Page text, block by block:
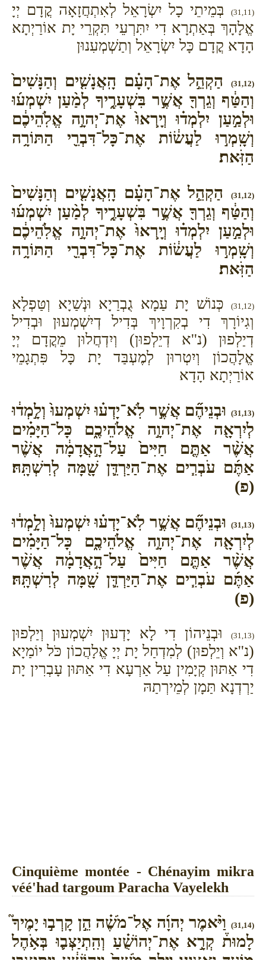
(31,11)
בְּמֵיתֵי כָל יִשְׂרָאֵל לְאִתְחֲזָאָה קֳדָם יְיָ
אֱלָהָךְ בְּאַתְרָא דִי יִתִּרְעֵי תִּקְרֵי יָת אוֹרַיְתָא
הָדָא קֳדָם כָּל יִשְׂרָאֵל וְתַשְׁמְעִנוּן
(31,12)
הַקְהֵ֣ל אֶת־הָעָ֗ם הָֽאֲנָשִׁ֤ים וְהַנָּשִׁים֙
וְהַטַּ֔ף וְגֵרְךָ֖ אֲשֶׁ֣ר בִּשְׁעָרֶ֑יךָ לְמַ֨עַן יִשְׁמְע֜וּ
וּלְמַ֣עַן יִלְמְד֗וּ וְיָֽרְאוּ֙ אֶת־יְהוָ֣ה אֱלֹֽהֵיכֶ֔ם
וְשָֽׁמְר֣וּ לַעֲשׂ֔וֹת אֶת־כָּל־דִּבְרֵ֖י הַתּוֹרָ֥ה
הַזֹּֽאת׃
(31,12)
הַקְהֵ֣ל אֶת־הָעָ֗ם הָֽאֲנָשִׁ֤ים וְהַנָּשִׁים֙
וְהַטַּ֔ף וְגֵרְךָ֖ אֲשֶׁ֣ר בִּשְׁעָרֶ֑יךָ לְמַ֨עַן יִשְׁמְע֜וּ
וּלְמַ֣עַן יִלְמְד֗וּ וְיָֽרְאוּ֙ אֶת־יְהוָ֣ה אֱלֹֽהֵיכֶ֔ם
וְשָֽׁמְר֣וּ לַעֲשׂ֔וֹת אֶת־כָּל־דִּבְרֵ֖י הַתּוֹרָ֥ה
הַזֹּֽאת׃
(31,12)
כְּנוֹשׁ יָת עַמָא גֻבְרַיָא וּנְשַׁיָא וְטַּפְלָא
וְגִיוֹרָךְ דִי בְקִרְוָיךְ בְּדִיל דְיִשְׁמְעוּן וּבְדִיל
דְיַלְפוּן (נ''א דְיֵלְפוּן) וְיִדְחֲלוּן מֵקֳדָם יְיָ
אֱלָהֲכוֹן וְיִטְרוּן לְמֶעְבַּד יָת כָּל פִּתְגָמֵי
אוֹרַיְתָא הָדָא
(31,13)
וּבְנֵיהֶ֞ם אֲשֶׁ֣ר לֹֽא־יָדְע֗וּ יִשְׁמְעוּ֙ וְלָ֣מְד֔וּ
לְיִרְאָ֖ה אֶת־יְהוָ֣ה אֱלֹהֵיכֶ֑ם כָּל־הַיָּמִ֗ים
אֲשֶׁ֨ר אַתֶּ֤ם חַיִּים֙ עַל־הָ֣אֲדָמָ֔ה אֲשֶׁ֨ר
אַתֶּ֜ם עֹבְרִ֧ים אֶת־הַיַּרְדֵּ֛ן שָׁ֖מָּה לְרִשְׁתָּֽהּ׃
(פ)
(31,13)
וּבְנֵיהֶ֞ם אֲשֶׁ֣ר לֹֽא־יָדְע֗וּ יִשְׁמְעוּ֙ וְלָ֣מְד֔וּ
לְיִרְאָ֖ה אֶת־יְהוָ֣ה אֱלֹהֵיכֶ֑ם כָּל־הַיָּמִ֗ים
אֲשֶׁ֨ר אַתֶּ֤ם חַיִּים֙ עַל־הָ֣אֲדָמָ֔ה אֲשֶׁ֨ר
אַתֶּ֜ם עֹבְרִ֧ים אֶת־הַיַּרְדֵּ֛ן שָׁ֖מָּה לְרִשְׁתָּֽהּ׃
(פ)
(31,13)
וּבְנֵיהוֹן דִי לָא יָדְעוּן יִשְׁמְעוּן וְיַלְפוּן
(נ''א וְיֵלְפוּן) לְמִדְחַל יָת יְיָ אֱלָהֲכוֹן כֹּל יוֹמַיָא
דִי אַתּוּן קְיָמִין עַל אַרְעָא דִי אַתּוּן עָבְרִין יָת
יַרְדְנָא תַּמָן לְמֵירְתַהּ
Cinquième montée - Chénayim mikra
véé'had targoum Paracha Vayelekh
(31,14)
וַיֹּ֨אמֶר יְהוָ֜ה אֶל־מֹשֶׁ֗ה הֵ֣ן קָרְב֣וּ יָמֶיךָ֮
לָמוּת֒ קְרָ֣א אֶת־יְהוֹשֻׁ֗עַ וְהִֽתְיַצְּב֛וּ בְּאֹ֥הֶל